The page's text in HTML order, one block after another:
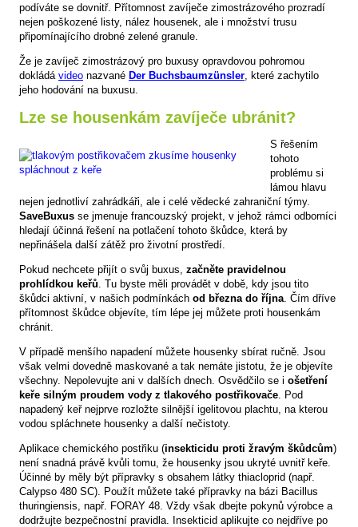
podíváte se dovnitř. Přítomnost zavíječe zimostrázového prozradí
nejen poškozené listy, nález housenek, ale i množství trusu
připomínajícího drobné zelené granule.
Že je zavíječ zimostrázový pro buxusy opravdovou pohromou
dokládá video nazvané Der Buchsbaumzünsler , které zachytilo
jeho hodování na buxusu.
Lze se housenkám zavíječe ubránit?
S řešením
tohoto
problému si
lámou hlavu
nejen jednotliví zahrádkáři, ale i celé vědecké zahraniční týmy.
SaveBuxus se jmenuje francouzský projekt, v jehož rámci odborníci
hledají účinná řešení na potlačení tohoto škůdce, která by
nepřinášela další zátěž pro životní prostředí.
Pokud nechcete přijít o svůj buxus, začněte pravidelnou
prohlídkou keřů . Tu byste měli provádět v době, kdy jsou tito
škůdci aktivní, v našich podmínkách od března do října . Čím dříve
přítomnost škůdce objevíte, tím lépe jej můžete proti housenkám
chránit.
V případě menšího napadení můžete housenky sbírat ručně. Jsou
však velmi dovedně maskované a tak nemáte jistotu, že je objevíte
všechny. Nepolevujte ani v dalších dnech. Osvědčilo se i ošetření
keře silným proudem vody z tlakového postřikovače . Pod
napadený keř nejprve rozložte silnější igelitovou plachtu, na kterou
vodou spláchnete housenky a další nečistoty.
Aplikace chemického postřiku (insekticidu proti žravým škůdcům)
není snadná právě kvůli tomu, že housenky jsou ukryté uvnitř keře.
Účinné by měly být přípravky s obsahem látky thiacloprid (např.
Calypso 480 SC). Použít můžete také přípravky na bázi Bacillus
thuringiensis, např. FORAY 48. Vždy však dbejte pokynů výrobce a
dodržujte bezpečnostní pravidla. Insekticid aplikujte co nejdříve po